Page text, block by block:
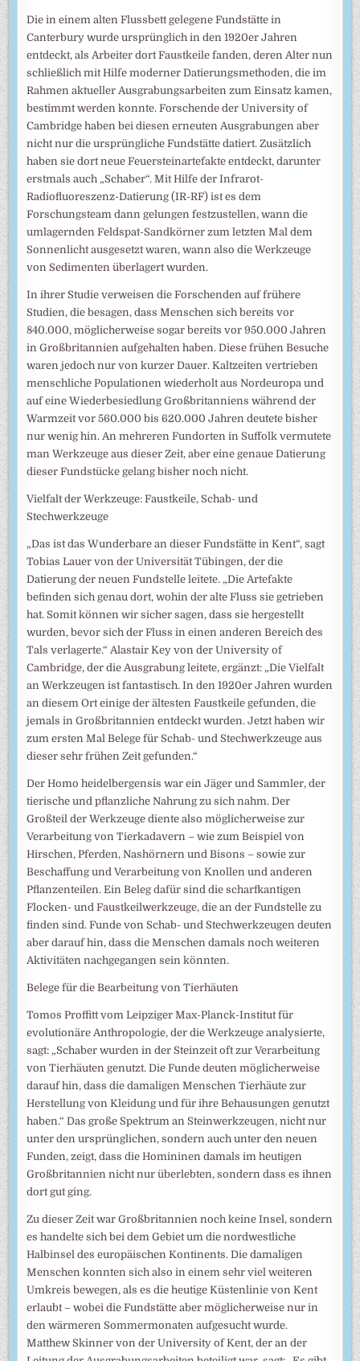
Die in einem alten Flussbett gelegene Fundstätte in
Canterbury wurde ursprünglich in den 1920er Jahren
entdeckt, als Arbeiter dort Faustkeile fanden, deren Alter nun
schließlich mit Hilfe moderner Datierungsmethoden, die im
Rahmen aktueller Ausgrabungsarbeiten zum Einsatz kamen,
bestimmt werden konnte. Forschende der University of
Cambridge haben bei diesen erneuten Ausgrabungen aber
nicht nur die ursprüngliche Fundstätte datiert. Zusätzlich
haben sie dort neue Feuersteinartefakte entdeckt, darunter
erstmals auch „Schaber“. Mit Hilfe der Infrarot-
Radiofluoreszenz-Datierung (IR-RF) ist es dem
Forschungsteam dann gelungen festzustellen, wann die
umlagernden Feldspat-Sandkörner zum letzten Mal dem
Sonnenlicht ausgesetzt waren, wann also die Werkzeuge
von Sedimenten überlagert wurden.
In ihrer Studie verweisen die Forschenden auf frühere
Studien, die besagen, dass Menschen sich bereits vor
840.000, möglicherweise sogar bereits vor 950.000 Jahren
in Großbritannien aufgehalten haben. Diese frühen Besuche
waren jedoch nur von kurzer Dauer. Kaltzeiten vertrieben
menschliche Populationen wiederholt aus Nordeuropa und
auf eine Wiederbesiedlung Großbritanniens während der
Warmzeit vor 560.000 bis 620.000 Jahren deutete bisher
nur wenig hin. An mehreren Fundorten in Suffolk vermutete
man Werkzeuge aus dieser Zeit, aber eine genaue Datierung
dieser Fundstücke gelang bisher noch nicht.
Vielfalt der Werkzeuge: Faustkeile, Schab- und
Stechwerkzeuge
„Das ist das Wunderbare an dieser Fundstätte in Kent“, sagt
Tobias Lauer von der Universität Tübingen, der die
Datierung der neuen Fundstelle leitete. „Die Artefakte
befinden sich genau dort, wohin der alte Fluss sie getrieben
hat. Somit können wir sicher sagen, dass sie hergestellt
wurden, bevor sich der Fluss in einen anderen Bereich des
Tals verlagerte.“ Alastair Key von der University of
Cambridge, der die Ausgrabung leitete, ergänzt: „Die Vielfalt
an Werkzeugen ist fantastisch. In den 1920er Jahren wurden
an diesem Ort einige der ältesten Faustkeile gefunden, die
jemals in Großbritannien entdeckt wurden. Jetzt haben wir
zum ersten Mal Belege für Schab- und Stechwerkzeuge aus
dieser sehr frühen Zeit gefunden.“
Der Homo heidelbergensis war ein Jäger und Sammler, der
tierische und pflanzliche Nahrung zu sich nahm. Der
Großteil der Werkzeuge diente also möglicherweise zur
Verarbeitung von Tierkadavern – wie zum Beispiel von
Hirschen, Pferden, Nashörnern und Bisons – sowie zur
Beschaffung und Verarbeitung von Knollen und anderen
Pflanzenteilen. Ein Beleg dafür sind die scharfkantigen
Flocken- und Faustkeilwerkzeuge, die an der Fundstelle zu
finden sind. Funde von Schab- und Stechwerkzeugen deuten
aber darauf hin, dass die Menschen damals noch weiteren
Aktivitäten nachgegangen sein könnten.
Belege für die Bearbeitung von Tierhäuten
Tomos Proffitt vom Leipziger Max-Planck-Institut für
evolutionäre Anthropologie, der die Werkzeuge analysierte,
sagt: „Schaber wurden in der Steinzeit oft zur Verarbeitung
von Tierhäuten genutzt. Die Funde deuten möglicherweise
darauf hin, dass die damaligen Menschen Tierhäute zur
Herstellung von Kleidung und für ihre Behausungen genutzt
haben.“ Das große Spektrum an Steinwerkzeugen, nicht nur
unter den ursprünglichen, sondern auch unter den neuen
Funden, zeigt, dass die Homininen damals im heutigen
Großbritannien nicht nur überlebten, sondern dass es ihnen
dort gut ging.
Zu dieser Zeit war Großbritannien noch keine Insel, sondern
es handelte sich bei dem Gebiet um die nordwestliche
Halbinsel des europäischen Kontinents. Die damaligen
Menschen konnten sich also in einem sehr viel weiteren
Umkreis bewegen, als es die heutige Küstenlinie von Kent
erlaubt – wobei die Fundstätte aber möglicherweise nur in
den wärmeren Sommermonaten aufgesucht wurde.
Matthew Skinner von der University of Kent, der an der